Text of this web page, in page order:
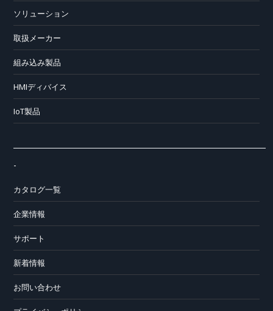
ソリューション
取扱メーカー
組み込み製品
HMIディバイス
IoT製品
-
カタログ一覧
企業情報
サポート
新着情報
お問い合わせ